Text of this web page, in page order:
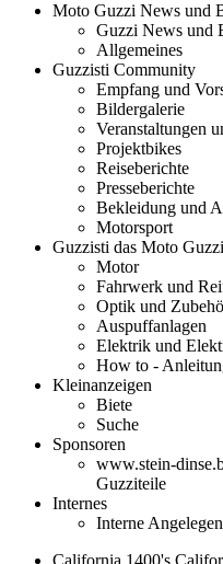
Moto Guzzi News und
Guzzi News und
Allgemeines
Guzzisti Community
Empfang und
Bildergalerie
Veranstaltungen
Projektbikes
Reiseberichte
Presseberichte
Bekleidung und
Motorsport
Guzzisti das Moto
Motor
Fahrwerk und
Optik und
Auspuffanlagen
Elektrik und
How to -
Kleinanzeigen
Biete
Suche
Sponsoren
www.stein-
Guzziteile
Internes
Interne